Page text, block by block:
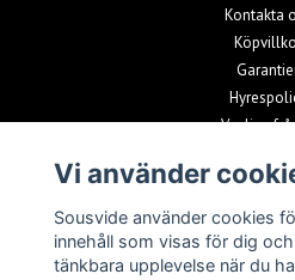
Kontakta
Vanliga
Vi använder
Sousvide använder cookies
innehåll som visas för dig
tänkbara upplevelse när du